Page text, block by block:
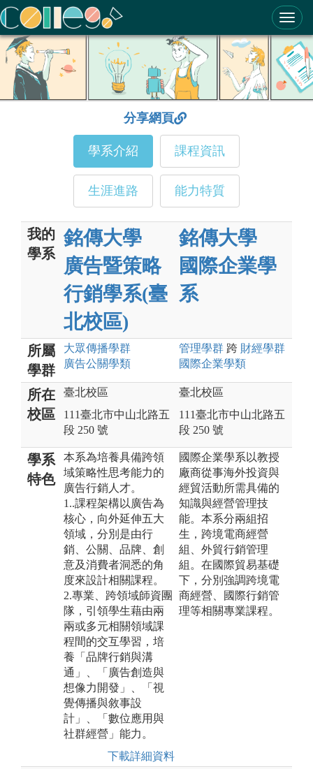
ColleGo! 大學選才與高中育才輔助系統
分享網頁
學系介紹 課程資訊
生涯進路 能力特質
我的
學系
銘傳大學
廣告暨策略
行銷學系(臺
北校區)
銘傳大學
國際企業學
系
所屬
學群
大眾傳播學群
廣告公關學類
管理學群 跨 財經學群
國際企業學類
所在
校區
臺北校區
111臺北市中山北路五
段 250 號
臺北校區
111臺北市中山北路五
段 250 號
學系
特色
本系為培養具備跨領
域策略性思考能力的
廣告行銷人才。
1..課程架構以廣告為
核心，向外延伸五大
領域，分別是由行
銷、公關、品牌、創
意及消費者洞悉的角
度來設計相關課程。
2.專業、跨領域師資團
隊，引領學生藉由兩
兩或多元相關領域課
程間的交互學習，培
養「品牌行銷與溝
通」、「廣告創造與
想像力開發」、「視
覺傳播與敘事設
計」、「數位應用與
社群經營」能力。
下載詳細資料
國際企業學系以教授
廠商從事海外投資與
經貿活動所需具備的
知識與經營管理技
能。本系分兩組招
生，跨境電商經營
組、外貿行銷管理
組。在國際貿易基礎
下，分別強調跨境電
商經營、國際行銷管
理等相關專業課程。